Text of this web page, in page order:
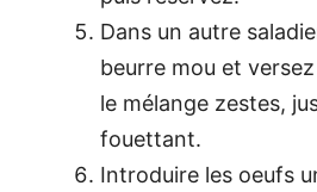
Dans un autre
beurre mou et
le mélange zestes,
fouettant.
Introduire les oeufs